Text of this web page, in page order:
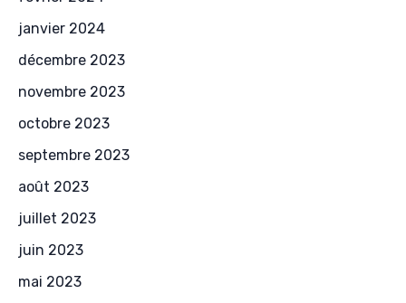
janvier 2024
décembre 2023
novembre 2023
octobre 2023
septembre 2023
août 2023
juillet 2023
juin 2023
mai 2023